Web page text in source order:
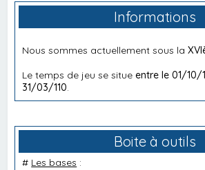
Informations
Nous sommes actuellement sous la
Le temps de jeu se situeentre le 01/10/
31/03/110
Boite à outils
# Les bases :